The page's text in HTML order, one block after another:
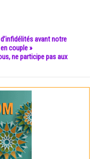
avant notre
couple »
ne participe pas aux